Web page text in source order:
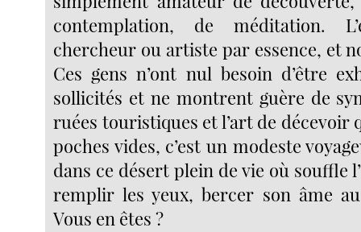
contemplation, de méditation.
chercheur ou artiste par essence, et
Ces gens n’ont nul besoin d’être
sollicités et ne montrent guère de
ruées touristiques et l’art de décevoir
poches vides, c’est un modeste
dans ce désert plein de vie où souffle
remplir les yeux, bercer son âme
Vous en êtes ?